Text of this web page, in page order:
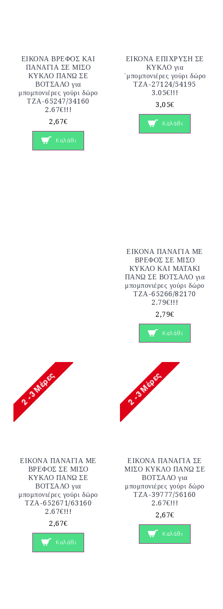
ΕΙΚΟΝΑ ΒΡΕΦΟΣ ΚΑΙ
ΠΑΝΑΓΙΑ ΣΕ ΜΙΣΟ
ΚΥΚΛΟ ΠΑΝΩ ΣΕ
ΒΟΤΣΑΛΟ για
μπομπονιέρες γούρι δώρο
ΤΖΑ-65247/34160
2.67€!!!
2,67€
Καλάθι
ΕΙΚΟΝΑ ΕΠΙΧΡΥΣΗ ΣΕ
ΚΥΚΛΟ για
΄μπομπονιέρες γούρι δώρο
ΤΖΑ-27124/54195
3.05€!!!
3,05€
Καλάθι
ΕΙΚΟΝΑ ΠΑΝΑΓΙΑ ΜΕ
ΒΡΕΦΟΣ ΣΕ ΜΙΣΟ
ΚΥΚΛΟ ΚΑΙ ΜΑΤΑΚΙ
ΠΑΝΩ ΣΕ ΒΟΤΣΑΛΟ για
μπομπονιέρες γούρι δώρο
ΤΖΑ-65266/82170
2.79€!!!
2,79€
Καλάθι
ΕΙΚΟΝΑ ΠΑΝΑΓΙΑ ΜΕ
ΒΡΕΦΟΣ ΣΕ ΜΙΣΟ
ΚΥΚΛΟ ΠΑΝΩ ΣΕ
ΒΟΤΣΑΛΟ για
μπομπονιέρες γούρι δώρο
ΤΖΑ-652671/63160
2.67€!!!
2,67€
Καλάθι
ΕΙΚΟΝΑ ΠΑΝΑΓΙΑ ΣΕ
ΜΙΣΟ ΚΥΚΛΟ ΠΑΝΩ ΣΕ
ΒΟΤΣΑΛΟ για
μπομπονιέρες γούρι δώρο
ΤΖΑ-39777/56160
2.67€!!!
2,67€
Καλάθι